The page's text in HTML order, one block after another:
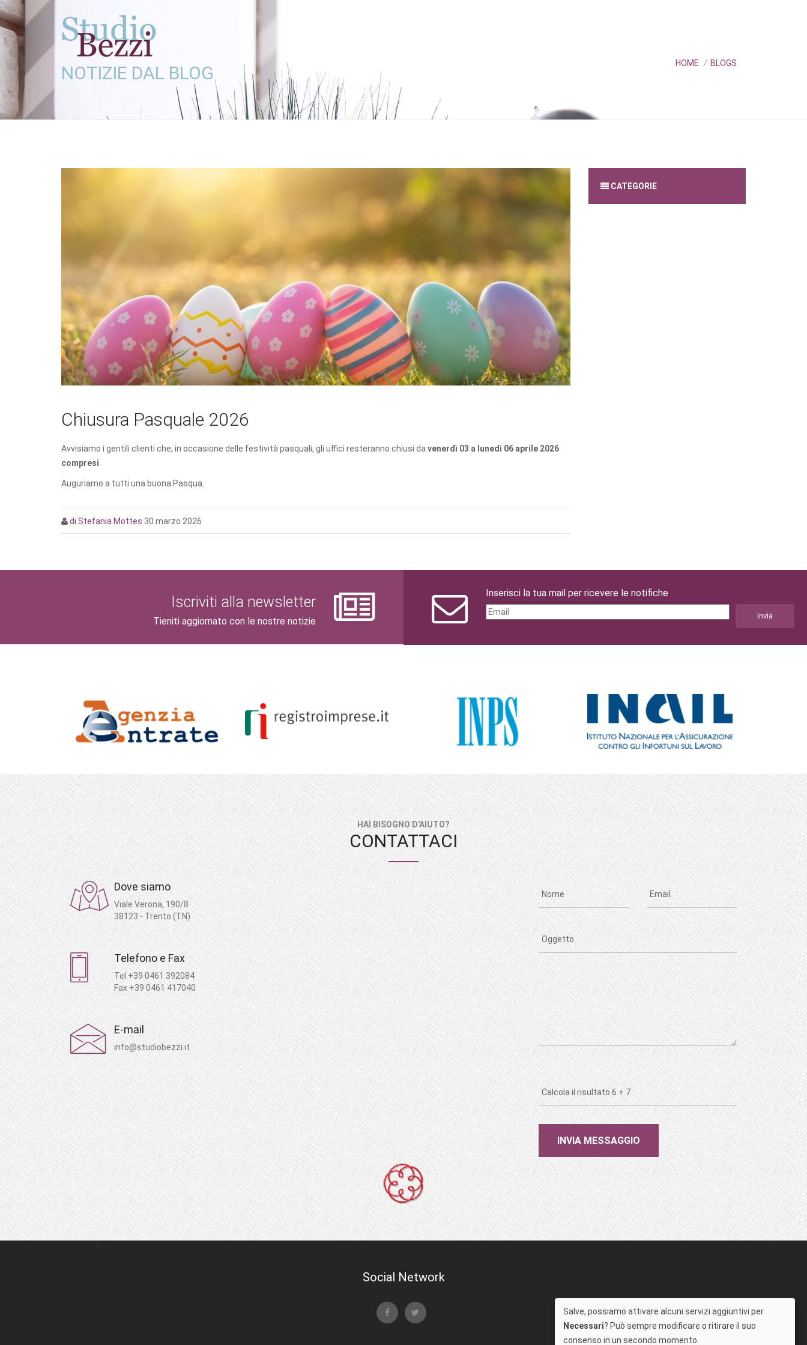
NOTIZIE DAL BLOG HOME / BLOGS
Chiusura Pasquale 2026
Avvisiamo i gentili clienti che, in occasione delle festività pasquali, gli uffici resteranno chiusi da venerdì 03 a lunedì 06 aprile 2026
compresi
Auguriamo a tutti una buona Pasqua.
di Stefania Mottes 30 marzo 2026
CATEGORIE
Iscriviti alla newsletter
Tieniti aggiornato con le nostre notizie
Inserisci la tua mail per ricevere le notifiche
HAI BISOGNO D'AIUTO?
CONTATTACI
Dove siamo
Viale Verona, 190/8
38123 - Trento (TN)
Telefono e Fax
Tel +39 0461 392084
Fax +39 0461 417040
E-mail
info@studiobezzi.it
Social Network
Salve, possiamo attivare alcuni servizi aggiuntivi per
Necessari? Può sempre modificare o ritirare il suo
consenso in un secondo momento.